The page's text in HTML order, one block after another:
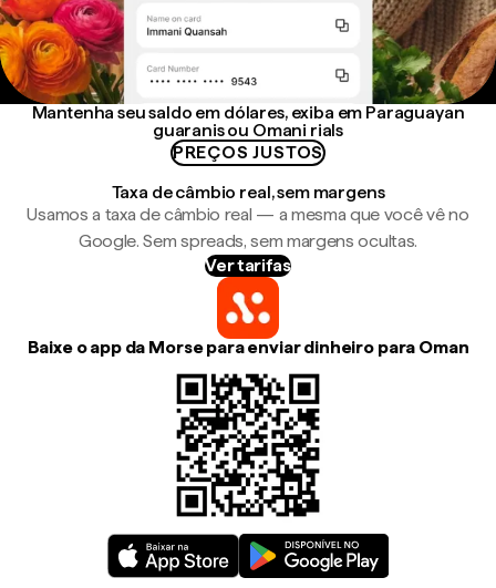
Mantenha seu saldo em dólares, exiba em Paraguayan
guaranis ou Omani rials
PREÇOS JUSTOS
Taxa de câmbio real, sem margens
Usamos a taxa de câmbio real — a mesma que você vê no
Google. Sem spreads, sem margens ocultas.
Ver tarifas
Baixe o app da Morse para enviar dinheiro para Oman